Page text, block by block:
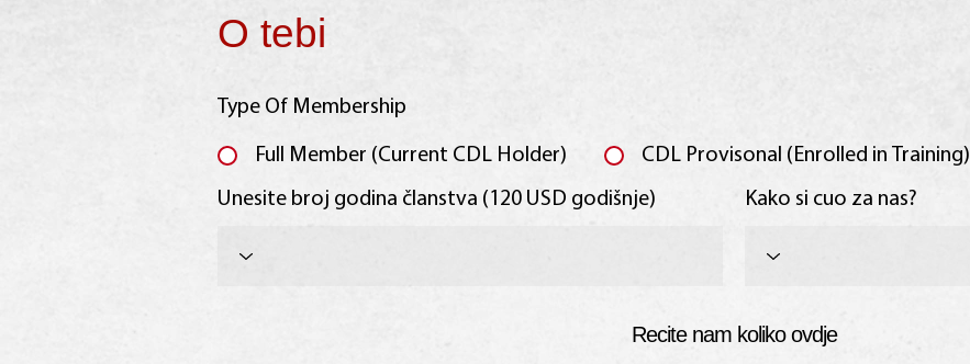
O tebi
Type Of Membership
Full Member (Current CDL Holder)
CDL Provisonal (Enrolled in Training)
Unesite broj godina članstva (120 USD godišnje)
Kako si cuo za nas?
Recite nam koliko ovdje